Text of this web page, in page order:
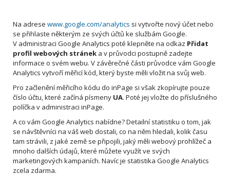
Na adrese www.google.com/analytics si vytvořte nový účet nebo
se přihlaste některým ze svých účtů ke službám Google.
V administraci Google Analytics poté klepněte na odkaz Přidat
profil webových stránek a v průvodci postupně zadejte
informace o svém webu. V závěrečné části průvodce vám Google
Analytics vytvoří měřicí kód, který byste měli vložit na svůj web.
Pro začlenění měřicího kódu do inPage si však zkopírujte pouze
číslo účtu, které začíná písmeny UA. Poté jej vložte do příslušného
políčka v administraci inPage.
A co vám Google Analytics nabídne? Detailní statistiku o tom, jak
se návštěvníci na váš web dostali, co na něm hledali, kolik času
tam strávili, z jaké země se připojili, jaký měli webový prohlížeč a
mnoho dalších údajů, které můžete využít ve svých
marketingových kampaních. Navíc je statistika Google Analytics
zcela zdarma.